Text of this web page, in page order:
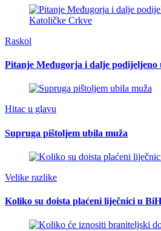
Raskol
Pitanje Međugorja i dalje
Hitac u glavu
Supruga pištoljem ubila muža
Velike razlike
Koliko su doista plaćeni liječnici u